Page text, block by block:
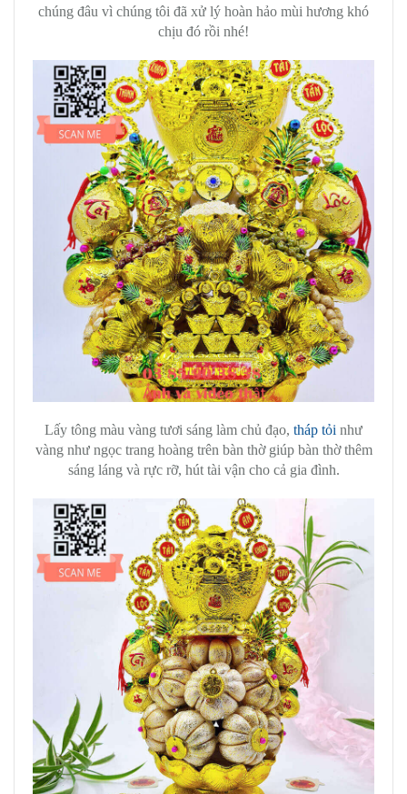
chúng đâu vì chúng tôi đã xử lý hoàn hảo mùi hương khó
chịu đó rồi nhé!
Lấy tông màu vàng tươi sáng làm chủ đạo, tháp tỏi như
vàng như ngọc trang hoàng trên bàn thờ giúp bàn thờ thêm
sáng láng và rực rỡ, hút tài vận cho cả gia đình.